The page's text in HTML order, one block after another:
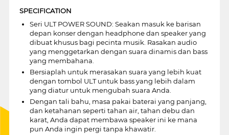
SPECIFICATION
Seri ULT POWER SOUND: Seakan masuk ke barisan
depan konser dengan headphone dan speaker yang
dibuat khusus bagi pecinta musik. Rasakan audio
yang menggetarkan dengan suara dinamis dan bass
yang membahana.
Bersiaplah untuk merasakan suara yang lebih kuat
dengan tombol ULT untuk bass yang lebih dalam
yang diatur untuk mengubah suara Anda.
Dengan tali bahu, masa pakai baterai yang panjang,
dan ketahanan seperti tahan air, tahan debu dan
karat, Anda dapat membawa speaker ini ke mana
pun Anda ingin pergi tanpa khawatir.